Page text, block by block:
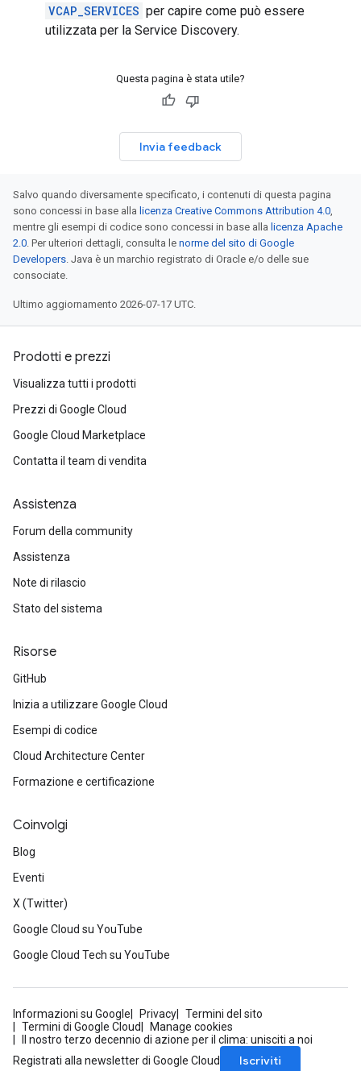
VCAP_SERVICES per capire come può essere
utilizzata per la Service Discovery.
Questa pagina è stata utile?
Invia feedback
Salvo quando diversamente specificato, i contenuti di questa pagina
sono concessi in base alla licenza Creative Commons Attribution 4.0,
mentre gli esempi di codice sono concessi in base alla licenza Apache
2.0. Per ulteriori dettagli, consulta le norme del sito di Google
Developers. Java è un marchio registrato di Oracle e/o delle sue
consociate.
Ultimo aggiornamento 2026-07-17 UTC.
Prodotti e prezzi
Visualizza tutti i prodotti
Prezzi di Google Cloud
Google Cloud Marketplace
Contatta il team di vendita
Assistenza
Forum della community
Assistenza
Note di rilascio
Stato del sistema
Risorse
GitHub
Inizia a utilizzare Google Cloud
Esempi di codice
Cloud Architecture Center
Formazione e certificazione
Coinvolgi
Blog
Eventi
X (Twitter)
Google Cloud su YouTube
Google Cloud Tech su YouTube
Informazioni su Google Privacy
Termini del sito
Termini di Google Cloud
Manage cookies
Il nostro terzo decennio di azione per il clima: unisciti a noi
Registrati alla newsletter di Google Cloud
Iscriviti